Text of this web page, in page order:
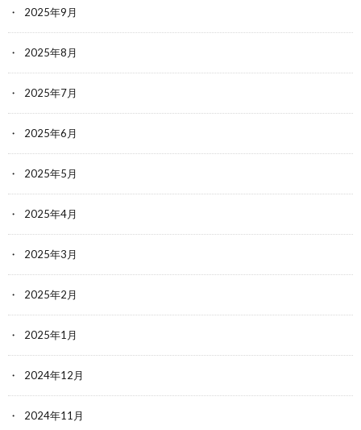
2025年9月
2025年8月
2025年7月
2025年6月
2025年5月
2025年4月
2025年3月
2025年2月
2025年1月
2024年12月
2024年11月